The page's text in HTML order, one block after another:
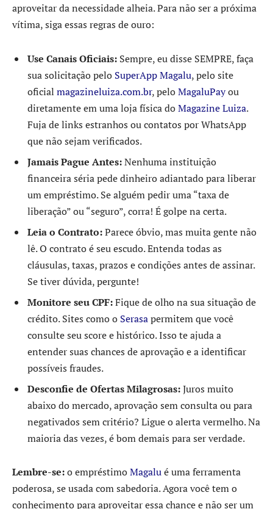
aproveitar da necessidade alheia. Para não ser a próxima
vítima, siga essas regras de ouro:
Use Canais Oficiais: Sempre, eu disse SEMPRE, faça
sua solicitação pelo SuperApp Magalu, pelo site
oficial magazineluiza.com.br, peloMagaluPayou
diretamente em uma loja física doMagazine Luiza.
Fuja de links estranhos ou contatos por WhatsApp
que não sejam verificados.
Jamais Pague Antes:Nenhuma instituição
financeira séria pede dinheiro adiantado para liberar
um empréstimo. Se alguém pedir uma “taxa de
liberação” ou “seguro”, corra! É golpe na certa.
Leia o Contrato:Parece óbvio, mas muita gente não
lê. O contrato é seu escudo. Entenda todas as
cláusulas, taxas, prazos e condições antes de assinar.
Se tiver dúvida, pergunte!
Monitore seu CPF:Fique de olho na sua situação de
crédito. Sites como o Serasapermitem que você
consulte seu score e histórico. Isso te ajuda a
entender suas chances de aprovação e a identificar
possíveis fraudes.
Desconfie de Ofertas Milagrosas:Juros muito
abaixo do mercado, aprovação sem consulta ou para
negativados sem critério? Ligue o alerta vermelho. Na
maioria das vezes, é bom demais para ser verdade.
Lembre-se:o empréstimoMagalué uma ferramenta
poderosa, se usada com sabedoria. Agora você tem o
conhecimento para aproveitar essa chance e não ser um